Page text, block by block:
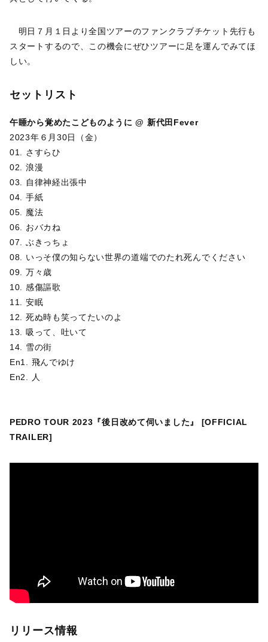
明日７月１日より全国ツアーのファンクラブチケット先行も
スタートするので、この機会にぜひツアーに足を運んでみてほ
しい。
セットリスト
午睡から覚めたこどものように @ 新代田Fever
2023年６月30日（金）
01. さすらひ
02. 浪漫
03. 自律神経出張中
04. 手紙
05. 魔法
06. おバカね
07. ぶきっちょ
08. いっそ僕の知らない世界の道端でのたれ死んでください
09. 万々歳
10. 感傷謳歌
11. 安眠
12. 死ぬ時も笑ってたいのよ
13. 吸って、吐いて
14. 雪の街
En1. 飛んでゆけ
En2. 人
PEDRO TOUR 2023『後日改めて伺いました』 [OFFICIAL
TRAILER]
リリース情報